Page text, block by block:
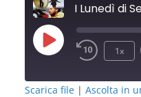
I Lunedì di
Play
1x
Scarica file | Ascolta in